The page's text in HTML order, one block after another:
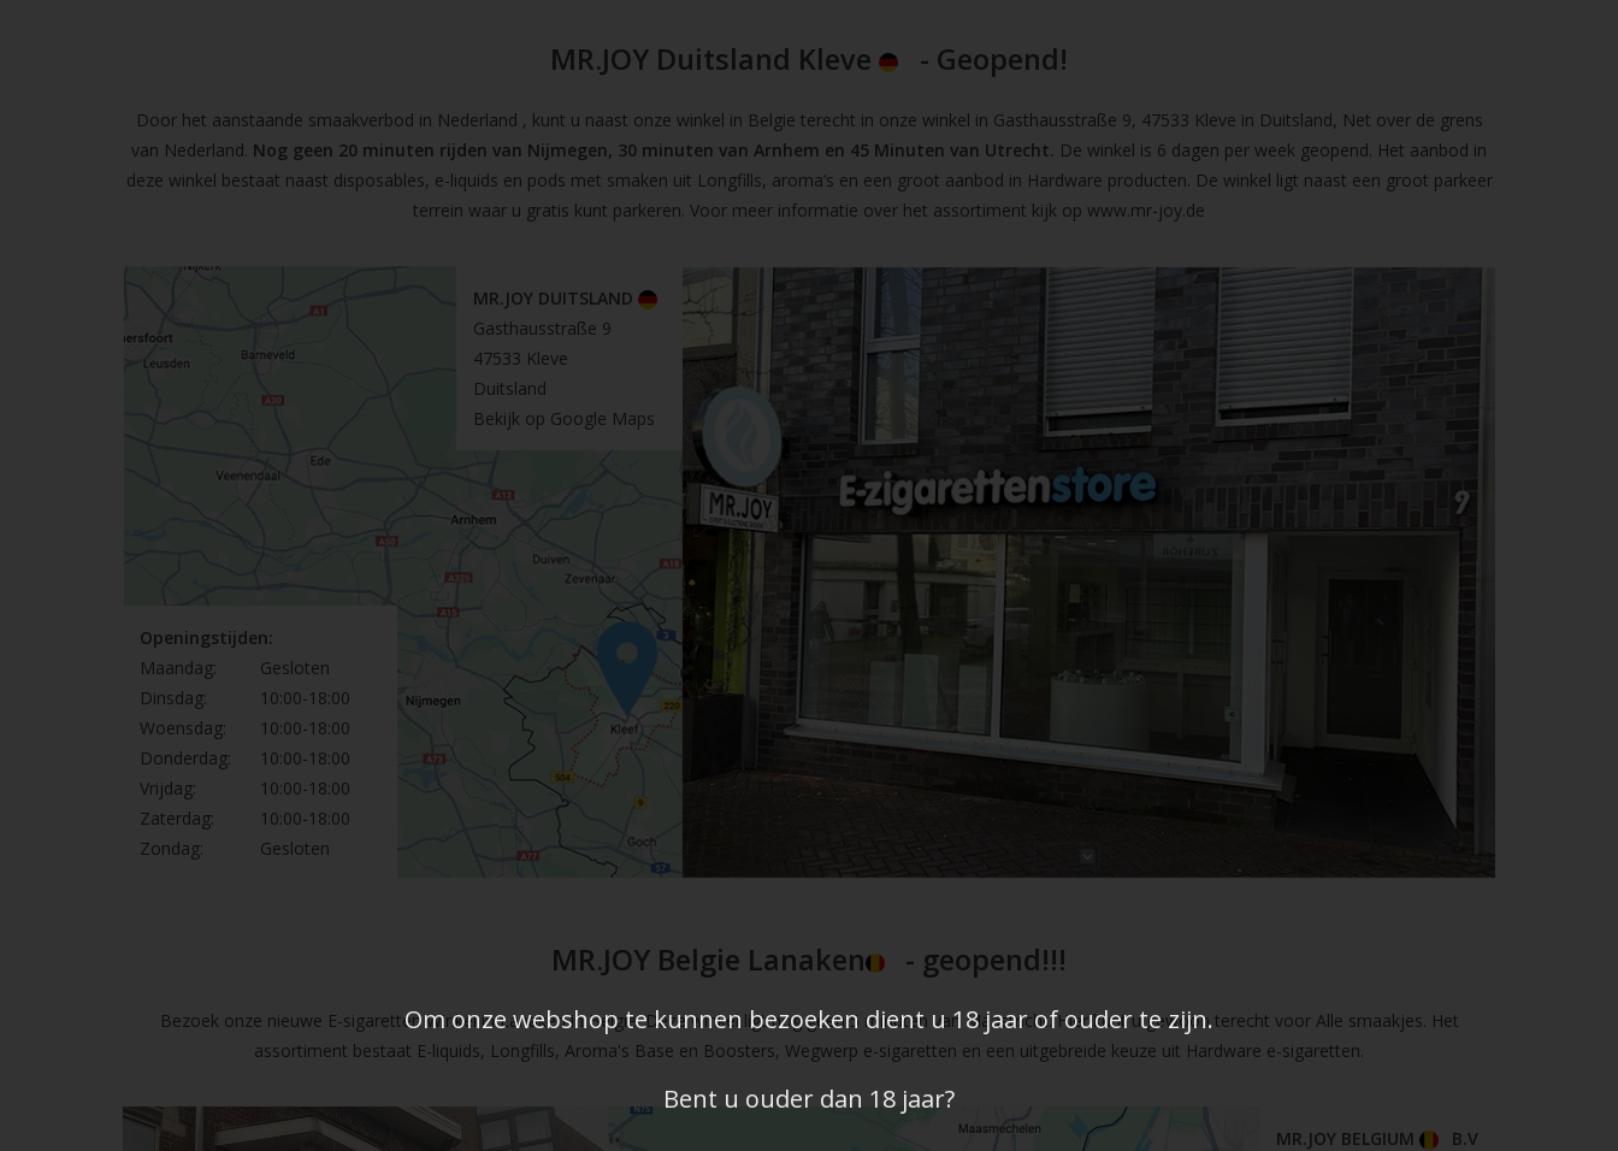
MR.JOY Duitsland Kleve - Geopend!
Door het aanstaande smaakverbod in Nederland , kunt u naast onze winkel in Belgie terecht in onze winkel in Gasthausstraße 9, 47533 Kleve in Duitsland, Net over de grens
van Nederland. Nog geen 20 minuten rijden van Nijmegen, 30 minuten van Arnhem en 45 Minuten van Utrecht. De winkel is 6 dagen per week geopend. Het aanbod in
deze winkel bestaat naast disposables, e-liquids en pods met smaken uit Longfills, aroma’s en een groot aanbod in Hardware producten. De winkel ligt naast een groot parkeer
terrein waar u gratis kunt parkeren. Voor meer informatie over het assortiment kijk op www.mr-joy.de
MR.JOY DUITSLAND
Gasthausstraße 9
47533 Kleve
Duitsland
Bekijk op Google Maps
Openingstijden:
Maandag:
Gesloten
Dinsdag:
10:00-18:00
Woensdag:
10:00-18:00
Donderdag:
10:00-18:00
Vrijdag:
10:00-18:00
Zaterdag:
10:00-18:00
Zondag:
Gesloten
MR.JOY Belgie Lanaken - geopend!!!
Bezoek onze nieuwe E-sigaretten Winkel in Lanaken in Belgie. Deze winkel ligt nog geen 5 minuten van Maastricht. Hier kunt u gewoon terecht voor Alle smaakjes. Het
assortiment bestaat E-liquids, Longfills, Aroma's Base en Boosters, Wegwerp e-sigaretten en een uitgebreide keuze uit Hardware e-sigaretten.
MR.JOY BELGIUM
B.V
Om onze webshop te kunnen bezoeken dient u 18 jaar of ouder te zijn.
Bent u ouder dan 18 jaar?